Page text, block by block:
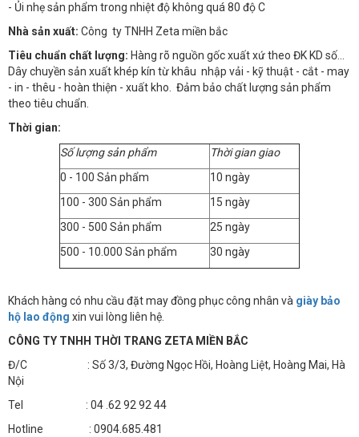
- Ủi nhẹ sản phẩm trong nhiệt độ không quá 80 độ C
Nhà sản xuất: Công ty TNHH Zeta miền bắc
Tiêu chuẩn chất lượng: Hàng rõ nguồn gốc xuất xứ theo ĐK KD số…
Dây chuyền sản xuất khép kín từ khâu nhập vải - kỹ thuật - cắt - may
- in - thêu - hoàn thiện - xuất kho. Đảm bảo chất lượng sản phẩm
theo tiêu chuẩn.
Thời gian:
Số lượng sản phẩm
Thời gian giao
0 - 100 Sản phẩm
10 ngày
100 - 300 Sản phẩm
15 ngày
300 - 500 Sản phẩm
25 ngày
500 - 10.000 Sản phẩm
30 ngày
Khách hàng có nhu cầu đặt may đồng phục công nhân và giày bảo
hộ lao động xin vui lòng liên hệ.
CÔNG TY TNHH THỜI TRANG ZETA MIỀN BẮC
Đ/C : Số 3/3, Đường Ngọc Hồi, Hoàng Liệt, Hoàng Mai, Hà
Nội
Tel : 04 .62 92 92 44
Hotline : 0904.685.481